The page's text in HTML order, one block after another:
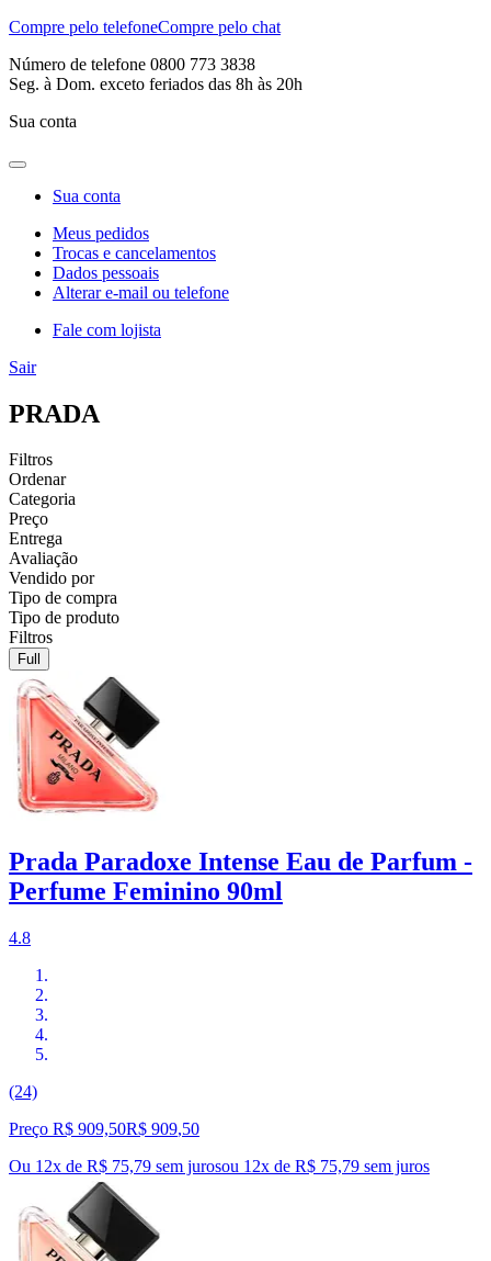
Compre pelo telefoneCompre pelo chat
Número de telefone 0800 773 3838
Seg. à Dom. exceto feriados das 8h às 20h
Sua conta
Sua conta
Meus pedidos
Trocas e cancelamentos
Dados pessoais
Alterar e-mail ou telefone
Fale com lojista
Sair
PRADA
Filtros
Ordenar
Categoria
Preço
Entrega
Avaliação
Vendido por
Tipo de compra
Tipo de produto
Filtros
Full
Prada Paradoxe Intense Eau de Parfum -
Perfume Feminino 90ml
4.8
(24)
Preço R$ 909,50R$ 909,50
Ou 12x de R$ 75,79 sem jurosou 12x de R$ 75,79 sem juros